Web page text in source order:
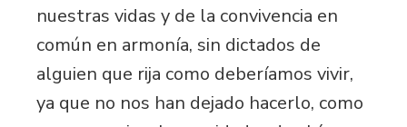
nuestras vidas y de la convivencia en
común en armonía, sin dictados de
alguien que rija como deberíamos vivir,
ya que no nos han dejado hacerlo, como